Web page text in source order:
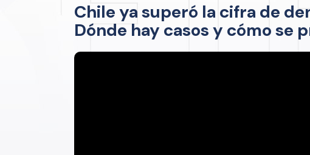
Chile ya superó la cifra de
Dónde hay casos y cómo se